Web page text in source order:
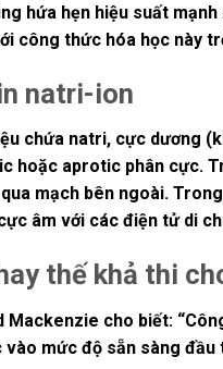
hứa hẹn hiệu suất
công thức hóa học này
natri-ion
chứa natri, cực dương
hoặc aprotic phân cực.
mạch bên ngoài.
âm với các điện tử di
thế khả thi
Mackenzie cho biết:
mức độ sẵn sàng đầu